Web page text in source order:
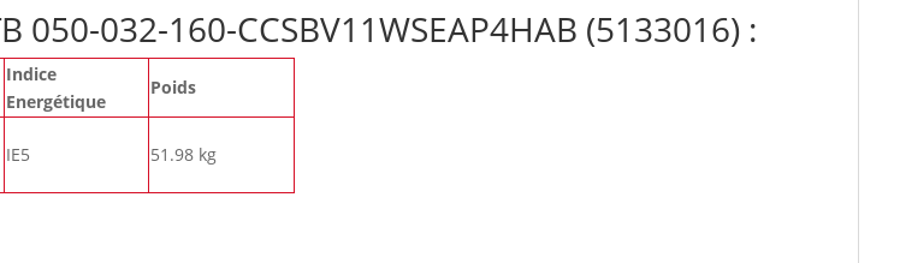
032-160-CCSBV11WSEAP4HAB (5133016) :
Indice
Energétique
Poids
IE5 51.98 kg